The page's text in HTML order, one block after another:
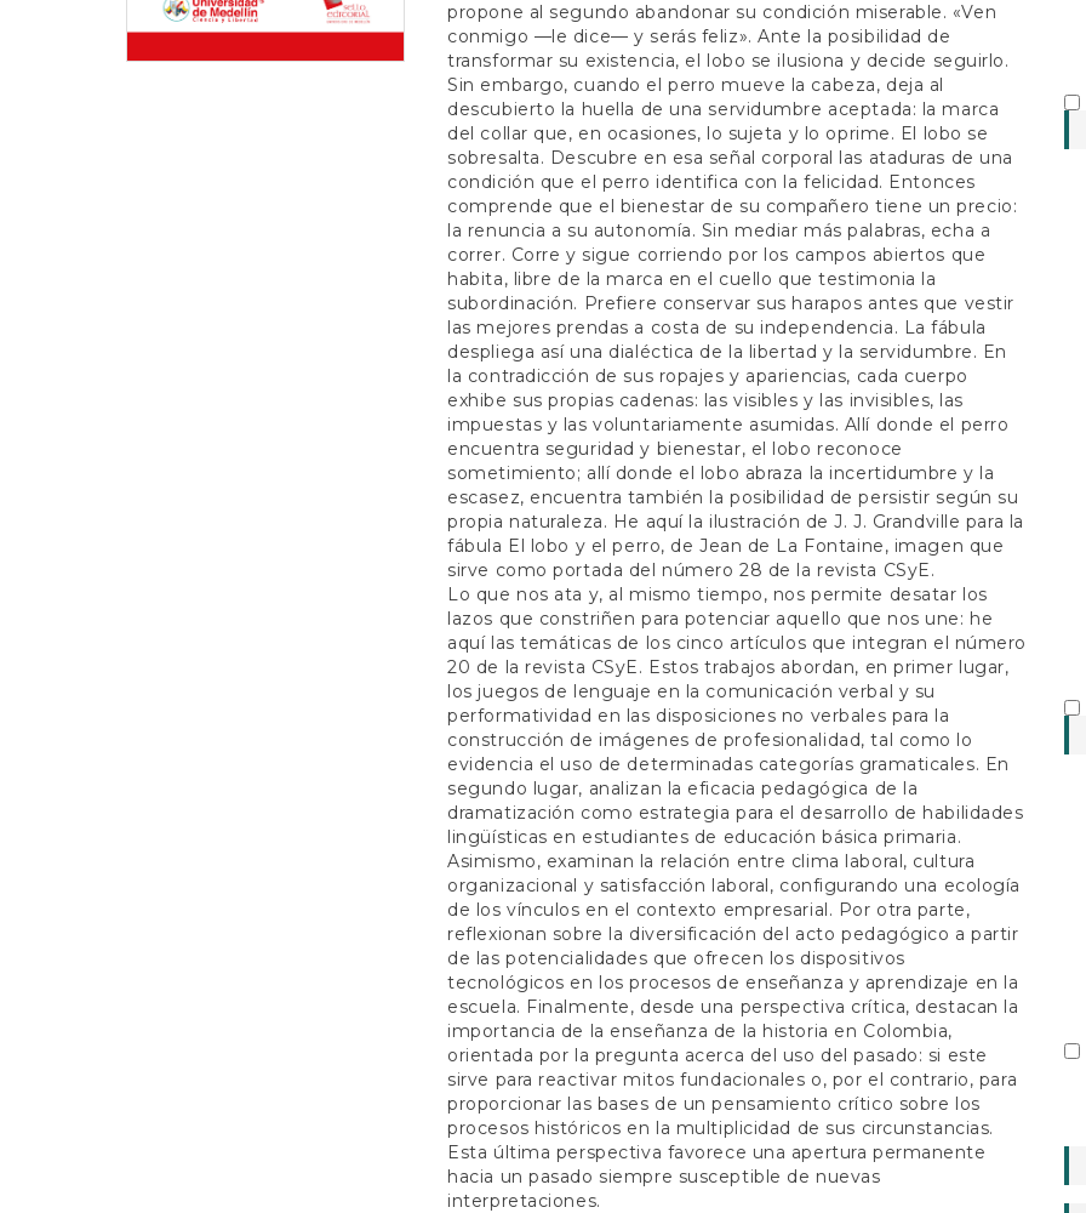
propone al segundo abandonar su condición miserable. «Ven
conmigo —le dice— y serás feliz». Ante la posibilidad de
transformar su existencia, el lobo se ilusiona y decide seguirlo.
Sin embargo, cuando el perro mueve la cabeza, deja al
descubierto la huella de una servidumbre aceptada: la marca
del collar que, en ocasiones, lo sujeta y lo oprime. El lobo se
sobresalta. Descubre en esa señal corporal las ataduras de una
condición que el perro identifica con la felicidad. Entonces
comprende que el bienestar de su compañero tiene un precio:
la renuncia a su autonomía. Sin mediar más palabras, echa a
correr. Corre y sigue corriendo por los campos abiertos que
habita, libre de la marca en el cuello que testimonia la
subordinación. Prefiere conservar sus harapos antes que vestir
las mejores prendas a costa de su independencia. La fábula
despliega así una dialéctica de la libertad y la servidumbre. En
la contradicción de sus ropajes y apariencias, cada cuerpo
exhibe sus propias cadenas: las visibles y las invisibles, las
impuestas y las voluntariamente asumidas. Allí donde el perro
encuentra seguridad y bienestar, el lobo reconoce
sometimiento; allí donde el lobo abraza la incertidumbre y la
escasez, encuentra también la posibilidad de persistir según su
propia naturaleza. He aquí la ilustración de J. J. Grandville para la
fábula El lobo y el perro, de Jean de La Fontaine, imagen que
sirve como portada del número 28 de la revista CSyE.
Lo que nos ata y, al mismo tiempo, nos permite desatar los
lazos que constriñen para potenciar aquello que nos une: he
aquí las temáticas de los cinco artículos que integran el número
20 de la revista CSyE. Estos trabajos abordan, en primer lugar,
los juegos de lenguaje en la comunicación verbal y su
performatividad en las disposiciones no verbales para la
construcción de imágenes de profesionalidad, tal como lo
evidencia el uso de determinadas categorías gramaticales. En
segundo lugar, analizan la eficacia pedagógica de la
dramatización como estrategia para el desarrollo de habilidades
lingüísticas en estudiantes de educación básica primaria.
Asimismo, examinan la relación entre clima laboral, cultura
organizacional y satisfacción laboral, configurando una ecología
de los vínculos en el contexto empresarial. Por otra parte,
reflexionan sobre la diversificación del acto pedagógico a partir
de las potencialidades que ofrecen los dispositivos
tecnológicos en los procesos de enseñanza y aprendizaje en la
escuela. Finalmente, desde una perspectiva crítica, destacan la
importancia de la enseñanza de la historia en Colombia,
orientada por la pregunta acerca del uso del pasado: si este
sirve para reactivar mitos fundacionales o, por el contrario, para
proporcionar las bases de un pensamiento crítico sobre los
procesos históricos en la multiplicidad de sus circunstancias.
Esta última perspectiva favorece una apertura permanente
hacia un pasado siempre susceptible de nuevas
interpretaciones.